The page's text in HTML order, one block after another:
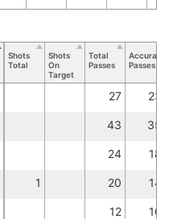
Shots
Total
Shots
On
Target
Total
Passes
Accurate
Passes
27 23
43 35
24 18
1 20 14
12 10